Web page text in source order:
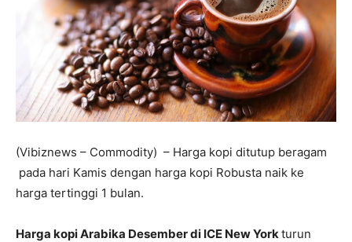
(Vibiznews – Commodity) – Harga kopi ditutup beragam
pada hari Kamis dengan harga kopi Robusta naik ke
harga tertinggi 1 bulan.
Harga kopi Arabika Desember di ICE New Yorkturun